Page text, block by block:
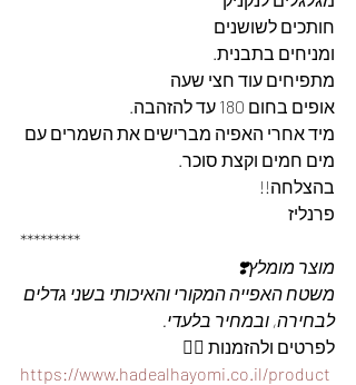
חותכים לשושנים
ומניחים בתבנית.
מתפיחים עוד חצי שעה
אופים בחום 180 עד להזהבה.
מיד אחרי האפיה מברישים את השמרים עם
מים חמים וקצת סוכר.
בהצלחה!!
פרנליז
*********
מוצר מומלץ❣️
משטח האפייה המקורי והאיכותי בשני גדלים
לבחירה, ובמחיר בלעדי.
לפרטים ולהזמנות 👇🏼
https://www.hadealhayomi.co.il/product